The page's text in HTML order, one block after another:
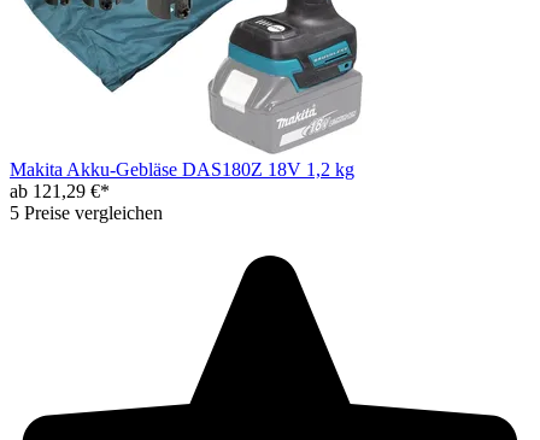
Makita Akku-Gebläse DAS180Z 18V 1,2 kg
ab 121,29 €*
5 Preise vergleichen